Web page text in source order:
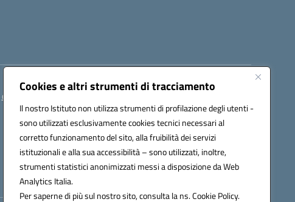
Cookies e altri strumenti di tracciamento
Il nostro Istituto non utilizza strumenti di profilazione degli utenti -
sono utilizzati esclusivamente cookies tecnici necessari al
corretto funzionamento del sito, alla fruibilità dei servizi
istituzionali e alla sua accessibilità – sono utilizzati, inoltre,
strumenti statistici anonimizzati messi a disposizione da Web
Analytics Italia.
Per saperne di più sul nostro sito, consulta la ns. Cookie Policy.
ceic88300b@pec.istruzione.it